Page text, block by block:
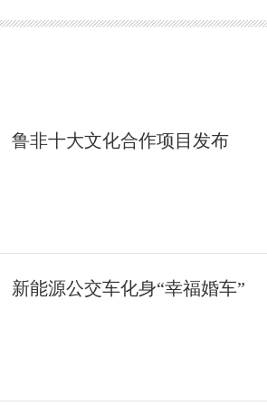
鲁非十大文化合作项目发布
新能源公交车化身“幸福婚车”